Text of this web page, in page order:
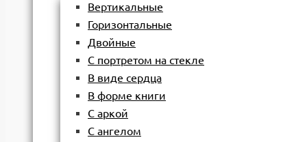
Вертикальные
Горизонтальные
Двойные
С портретом на стекле
В виде сердца
В форме книги
С аркой
С ангелом